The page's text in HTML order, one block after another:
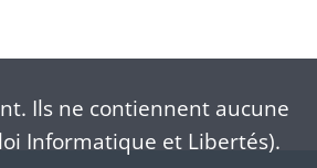
Ils ne contiennent aucune
Informatique et Libertés).